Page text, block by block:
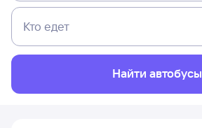
Кто едет
Найти автобусы